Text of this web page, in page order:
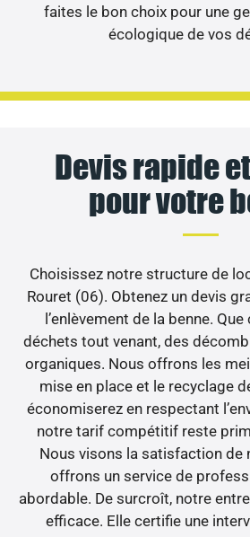
faites le bon choix pour une
écologique de vos
Devis rapide
pour votre
Choisissez notre structure de
Rouret (06). Obtenez un devis
l’enlèvement de la benne.
déchets tout venant, des
organiques. Nous offrons les
mise en place et le recyclage
économiserez en respectant
notre tarif compétitif reste
Nous visons la satisfaction de
offrons un service de
abordable. De surcroît, notre
efficace. Elle certifie une